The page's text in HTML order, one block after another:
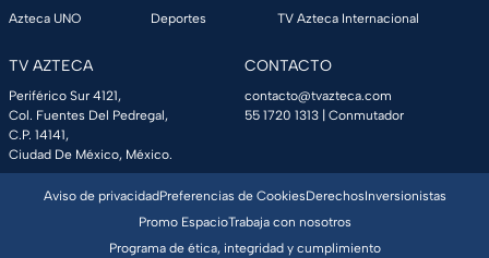
Azteca UNO
Deportes
TV Azteca Internacional
TV AZTECA
Periférico Sur 4121,
Col. Fuentes Del Pedregal,
C.P. 14141,
Ciudad De México, México.
CONTACTO
contacto@tvazteca.com
55 1720 1313 | Conmutador
Aviso de privacidadPreferencias de CookiesDerechosInversionistas
Promo EspacioTrabaja con nosotros
Programa de ética, integridad y cumplimiento